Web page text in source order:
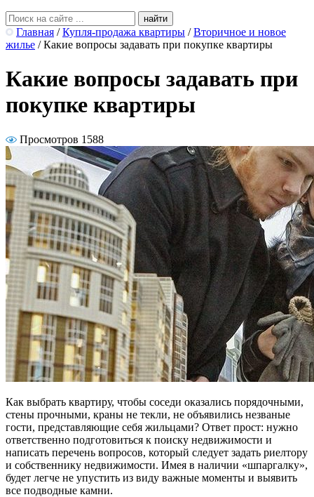
Главная / Купля-продажа квартиры / Вторичное и новое
жилье / Какие вопросы задавать при покупке квартиры
Какие вопросы задавать при
покупке квартиры
Просмотров 1588
Как выбрать квартиру, чтобы соседи оказались порядочными,
стены прочными, краны не текли, не объявились незваные
гости, представляющие себя жильцами? Ответ прост: нужно
ответственно подготовиться к поиску недвижимости и
написать перечень вопросов, который следует задать риелтору
и собственнику недвижимости. Имея в наличии «шпаргалку»,
будет легче не упустить из виду важные моменты и выявить
все подводные камни.